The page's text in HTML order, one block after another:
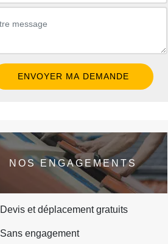
NOS ENGAGEMENTS
Devis et déplacement gratuits
Sans engagement